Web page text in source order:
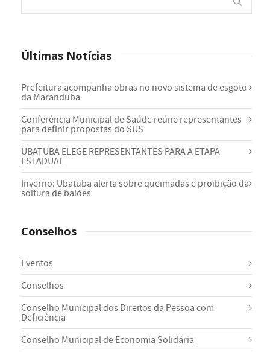
Últimas Notícias
Prefeitura acompanha obras no novo sistema de esgoto
da Maranduba
Conferência Municipal de Saúde reúne representantes
para definir propostas do SUS
UBATUBA ELEGE REPRESENTANTES PARA A ETAPA
ESTADUAL
Inverno: Ubatuba alerta sobre queimadas e proibição da
soltura de balões
Conselhos
Eventos
Conselhos
Conselho Municipal dos Direitos da Pessoa com
Deficiência
Conselho Municipal de Economia Solidária